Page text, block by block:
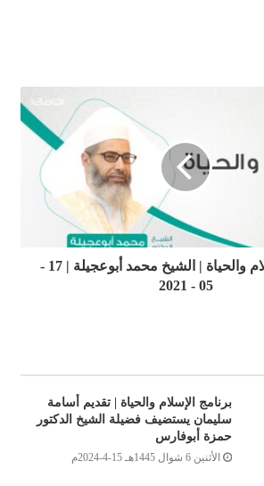
برنامج الإسلام والحياة | الشيخ محمد أبوعجيلة | 17 -
05 - 2021
برنامج الإسلام والحياة | تقديم أسامة
سليمان يستضيف فضيلة الشيخ الدكتور
حمزة أبوفارس
الأثنين 6 شوال 1445هـ 15-4-2024م